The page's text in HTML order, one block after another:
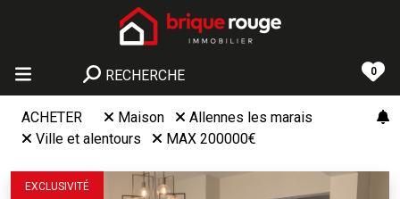
RECHERCHE 0
ACHETER Maison
Allennes les marais
Ville et alentours
MAX 200000€
EXCLUSIVITÉ